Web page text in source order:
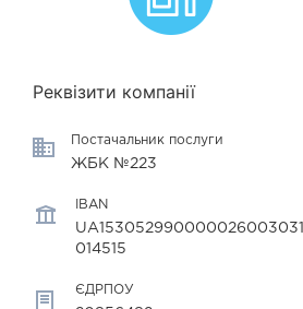
Реквізити компанії
Постачальник послуги
ЖБК №223
IBAN
UA153052990000026003031
014515
ЄДРПОУ